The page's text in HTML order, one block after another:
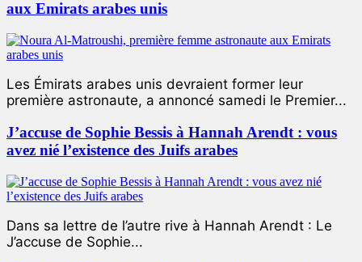
aux Emirats arabes unis
Les Émirats arabes unis devraient former leur
première astronaute, a annoncé samedi le Premier...
J’accuse de Sophie Bessis à Hannah Arendt : vous
avez nié l’existence des Juifs arabes
Dans sa lettre de l’autre rive à Hannah Arendt : Le
J’accuse de Sophie...